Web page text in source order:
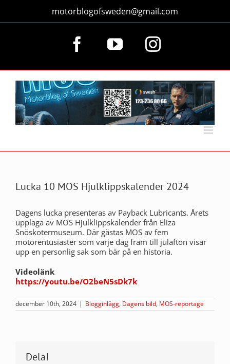
innehållet
motorblogofsweden@gmail.com
FacebookYouTubeInstagram
Lucka 10 MOS Hjulklippskalender 2024
Dagens lucka presenteras av Payback Lubricants. Årets
upplaga av MOS Hjulklippskalender från Eliza
Snöskotermuseum. Där gästas MOS av fem
motorentusiaster som varje dag fram till julafton visar
upp en personlig sak som bär på en historia.
Videolänk
https://youtu.be/O2beN5sDk7k
december 10th, 2024 | Blogginlägg, Dagens bild, MOS-reportage
Dela!